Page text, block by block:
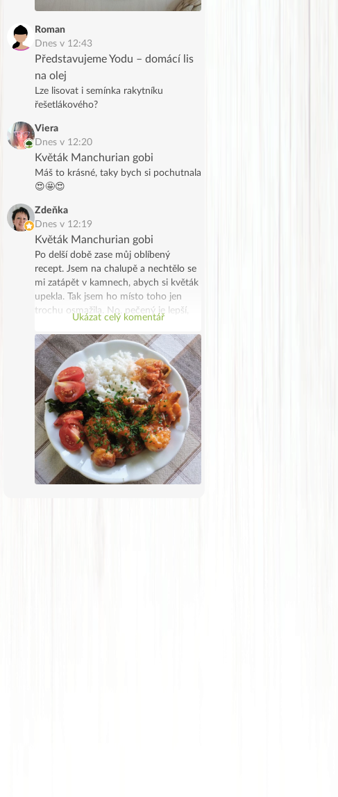
Roman
Dnes v 12:43
Představujeme Yodu – domácí lis
na olej
Lze lisovat i semínka rakytníku
řešetlákového?
Viera
Dnes v 12:20
Květák Manchurian gobi
Máš to krásné, taky bych si pochutnala
😍🤩😍
Zdeňka
Dnes v 12:19
Květák Manchurian gobi
Po delší době zase můj oblíbený
recept. Jsem na chalupě a nechtělo se
mi zatápět v kamnech, abych si květák
upekla. Tak jsem ho místo toho jen
trochu osmažila. No, pečený je lepší,
ale taky to šlo. Moc jsem si
pochutnala.
Ukázat celý komentář